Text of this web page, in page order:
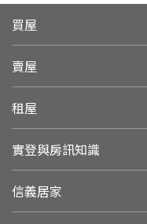
買屋
賣屋
租屋
實登與房訊知識
信義居家